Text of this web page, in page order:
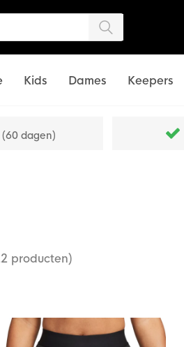
Kids Dames Keepers
dagen)
producten)